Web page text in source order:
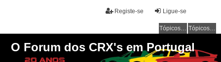
Ligue-se
Registe-se
Tópicos sem resposta Tópicos ativos
O Forum dos CRX's em Portugal